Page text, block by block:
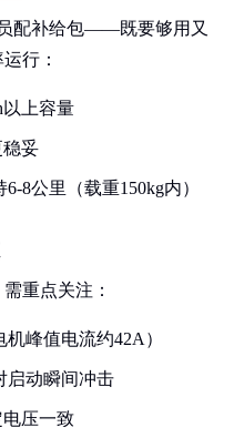
配补给包——既要够用又
行：
上容量
稳妥
8公里（载重150kg内）
重点关注：
峰值电流约42A）
启动瞬间冲击
压一致